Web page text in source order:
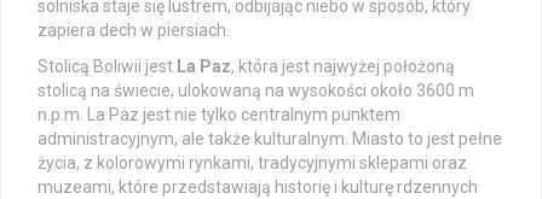
solniska staje się lustrem, odbijając niebo w sposób, który
zapiera dech w piersiach.
Stolicą Boliwii jest La Paz, która jest najwyżej położoną
stolicą na świecie, ulokowaną na wysokości około 3600 m
n.p.m. La Paz jest nie tylko centralnym punktem
administracyjnym, ale także kulturalnym. Miasto to jest pełne
życia, z kolorowymi rynkami, tradycyjnymi sklepami oraz
muzeami, które przedstawiają historię i kulturę rdzennych